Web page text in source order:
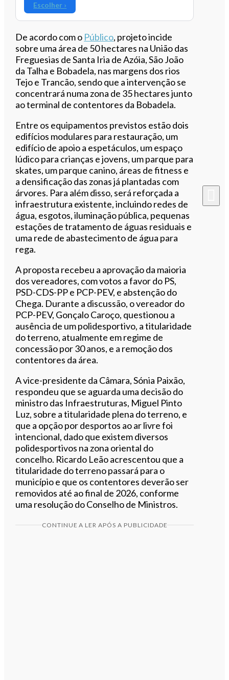
Escolher ›
De acordo com o Público, projeto incide
sobre uma área de 50 hectares na União das
Freguesias de Santa Iria de Azóia, São João
da Talha e Bobadela, nas margens dos rios
Tejo e Trancão, sendo que a intervenção se
concentrará numa zona de 35 hectares junto
ao terminal de contentores da Bobadela.
Entre os equipamentos previstos estão dois
edifícios modulares para restauração, um
edifício de apoio a espetáculos, um espaço
lúdico para crianças e jovens, um parque para
skates, um parque canino, áreas de fitness e
a densificação das zonas já plantadas com
árvores. Para além disso, será reforçada a
infraestrutura existente, incluindo redes de
água, esgotos, iluminação pública, pequenas
estações de tratamento de águas residuais e
uma rede de abastecimento de água para
rega.
A proposta recebeu a aprovação da maioria
dos vereadores, com votos a favor do PS,
PSD-CDS-PP e PCP-PEV, e abstenção do
Chega. Durante a discussão, o vereador do
PCP-PEV, Gonçalo Caroço, questionou a
ausência de um polidesportivo, a titularidade
do terreno, atualmente em regime de
concessão por 30 anos, e a remoção dos
contentores da área.
A vice-presidente da Câmara, Sónia Paixão,
respondeu que se aguarda uma decisão do
ministro das Infraestruturas, Miguel Pinto
Luz, sobre a titularidade plena do terreno, e
que a opção por desportos ao ar livre foi
intencional, dado que existem diversos
polidesportivos na zona oriental do
concelho. Ricardo Leão acrescentou que a
titularidade do terreno passará para o
município e que os contentores deverão ser
removidos até ao final de 2026, conforme
uma resolução do Conselho de Ministros.
CONTINUE A LER APÓS A PUBLICIDADE